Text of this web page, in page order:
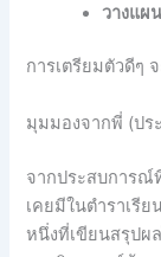
วางแผ
การเตรียมตัวดีๆ
มุมมองจากพี่ (ปร
จากประสบการณ์
เคยมีในตำราเรี
หนึ่งที่เขียนสรุปผ